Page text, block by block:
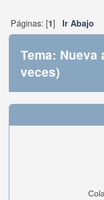
Páginas: [1] Ir Abajo
Tema:
veces)